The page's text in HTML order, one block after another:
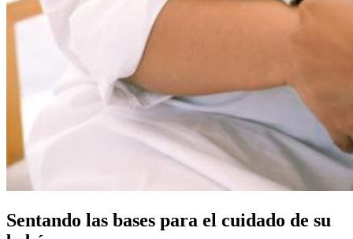
Sentando las bases para el cuidado de su